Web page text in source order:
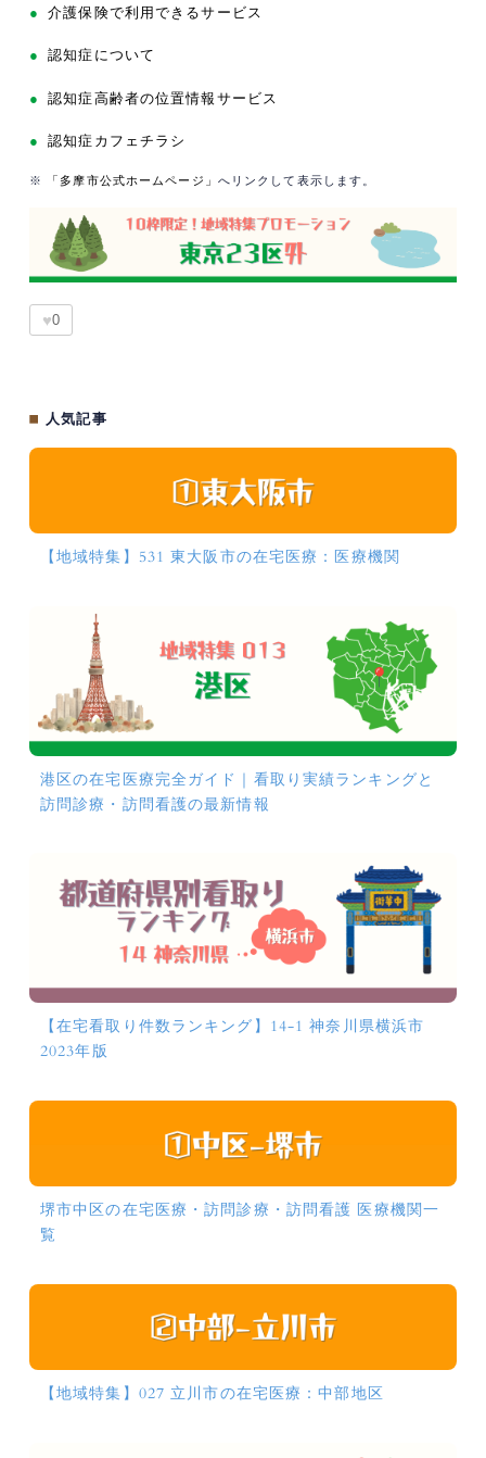
● 介護保険で利用できるサービス
● 認知症について
● 認知症高齢者の位置情報サービス
● 認知症カフェチラシ
※ 「多摩市公式ホームページ」 へリンクして表示します。
♥0
■ 人気記事
【地域特集】531 東大阪市の在宅医療：医療機関
港区の在宅医療完全ガイド｜看取り実績ランキングと
訪問診療・訪問看護の最新情報
【在宅看取り件数ランキング】14-1 神奈川県横浜市
2023年版
堺市中区の在宅医療・訪問診療・訪問看護 医療機関一
覧
【地域特集】027 立川市の在宅医療：中部地区